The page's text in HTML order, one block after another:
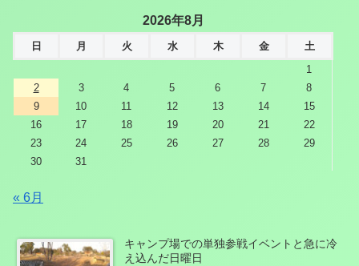
2026年8月
日 月 火 水 木 金
土
1
2
3 4 5 6 7
8
9
10 11 12 13 14
15
16
17 18 19 20 21
22
23
24 25 26 27 28
29
30
31
« 6月
キャンプ場での単独参戦イベントと急に冷
え込んだ日曜日